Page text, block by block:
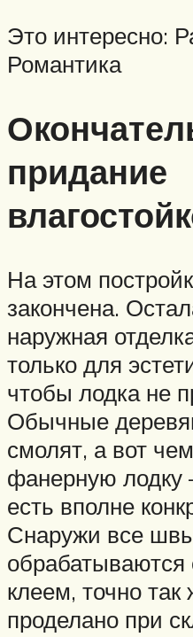
Это интересно:
Романтика
придание
На этом
закончена.
наружная
только для
чтобы лодка не
Обычные
смолят, а вот
фанерную лодку
есть вполне
Снаружи все
обрабатываются
клеем, точно
проделано при